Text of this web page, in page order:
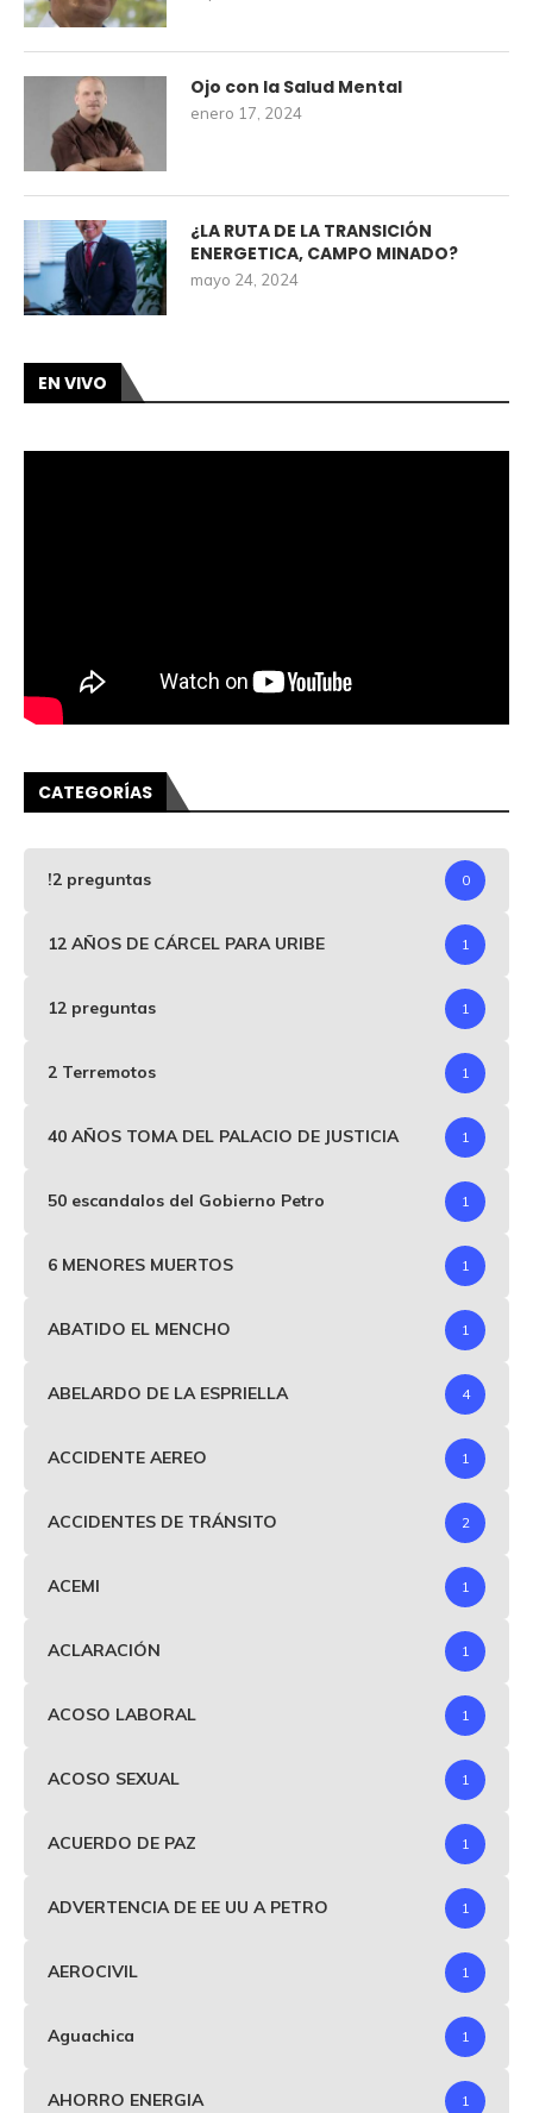
Ojo con la Salud Mental
enero 17, 2024
¿LA RUTA DE LA TRANSICIÓN
ENERGETICA, CAMPO MINADO?
mayo 24, 2024
EN VIVO
CATEGORÍAS
!2 preguntas 0
12 AÑOS DE CÁRCEL PARA URIBE 1
12 preguntas 1
2 Terremotos 1
40 AÑOS TOMA DEL PALACIO DE JUSTICIA 1
50 escandalos del Gobierno Petro 1
6 MENORES MUERTOS 1
ABATIDO EL MENCHO 1
ABELARDO DE LA ESPRIELLA 4
ACCIDENTE AEREO 1
ACCIDENTES DE TRÁNSITO 2
ACEMI 1
ACLARACIÓN 1
ACOSO LABORAL 1
ACOSO SEXUAL 1
ACUERDO DE PAZ 1
ADVERTENCIA DE EE UU A PETRO 1
AEROCIVIL 1
Aguachica 1
AHORRO ENERGIA 1